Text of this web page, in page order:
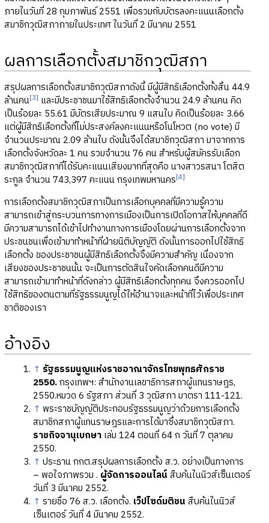
ภายในวันที่ 28 กุมภาพันธ์ 2551 เพื่อรวมกับบัตรลงคะแนนเลือกตั้ง
สมาชิกวุฒิสภาภายในประเทศ ในวันที่ 2 มีนาคม 2551
ผลการเลือกตั้งสมาชิกวุฒิสภา
สรุปผลการเลือกตั้งสมาชิกวุฒิสภาดังนี้ มีผู้มีสิทธิเลือกตั้งทั้งสิ้น 44.9
ล้านคน[3] และมีประชาชนมาใช้สิทธิเลือกตั้งจำนวน 24.9 ล้านคน คิด
เป็นร้อยละ 55.61 มีบัตรเสียประมาณ 9 แสนใบ คิดเป็นร้อยละ 3.66
แต่ผู้มีสิทธิเลือกตั้งที่ไม่ประสงค์ลงคะแนนหรือโนโหวต (no vote) มี
จำนวนประมาณ 2.09 ล้านใบ ดังนั้นจึงได้สมาชิกวุฒิสภา มาจากการ
เลือกตั้งจังหวัดละ 1 คน รวมจำนวน 76 คน สำหรับผู้สมัครรับเลือก
สมาชิกวุฒิสภาที่ได้รับคะแนนเสียงมากที่สุดคือ นางสาวรสนา โตสิต
ระกูล จำนวน 743,397 คะแนน กรุงเทพมหานคร[4]
การเลือกตั้งสมาชิกวุฒิสภาเป็นการเลือกบุคคลที่มีความรู้ความ
สามารถเข้าสู่กระบวนการทางการเมืองเป็นการเปิดโอกาสให้บุคคลที่ดี
มีความสามารถได้เข้าไปทำงานทางการเมืองโดยผ่านการเลือกตั้งจาก
ประชนชนเพื่อเข้ามาทำหน้าที่ฝ่ายนิติบัญญัติ ดังนั้นการออกไปใช้สิทธิ
เลือกตั้ง ของประชาชนผู้มีสิทธิเลือกตั้งจึงมีความสำคัญ เนื่องจาก
เสียงของประชาชนนั้น จะเป็นการตัดสินใจคัดเลือกคนดีมีความ
สามารถเข้ามาทำหน้าที่ดังกล่าว ผู้มีสิทธิเลือกตั้งทุกคน จึงควรออกไป
ใช้สิทธิของตนตามที่รัฐธรรมนูญได้ให้อำนาจและหน้าที่ไว้เพื่อประเทศ
ชาติของเรา
อ้างอิง
↑ รัฐธรรมนูญแห่งราชอาณาจักรไทยพุทธศักราช
2550.กรุงเทพฯ: สำนักงานเลขาธิการสภาผู้แทนราษฎร,
2550.หมวด 6 รัฐสภา ส่วนที่ 3 วุฒิสภา มาตรา 111-121.
↑ พระราชบัญญัติประกอบรัฐธรรมนูญว่าด้วยการเลือกตั้ง
สมาชิกสภาผู้แทนราษฎรและการได้มาซึ่งสมาชิกวุฒิสภา.
ราชกิจจานุเบกษา เล่ม 124 ตอนที่ 64 ก วันที่ 7 ตุลาคม
2550.
↑ ประธาน กกต.สรุปผลการเลือกตั้ง ส.ว. อย่างเป็นทางการ
– พอใจภาพรวม . ผู้จัดการออนไลน์ สืบค้นในนิวส์เซ็นเตอร์
วันที่ 3 มีนาคม 2552.
↑ รายชื่อ 76 ส.ว. เลือกตั้ง. เว็ปไซด์มติชน สืบค้นในนิวส์
เซ็นเตอร์ วันที่ 4 มีนาคม 2552.